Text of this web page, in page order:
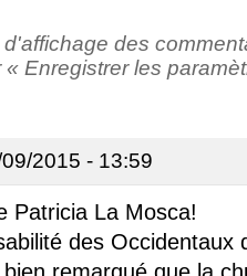
des
Enregistrer les
2015 - 13:59
Patricia La Mosca!
des Occidentaux